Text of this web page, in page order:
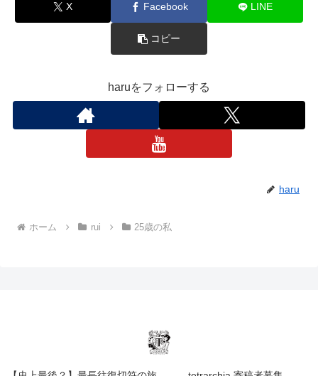
X Facebook LINE
コピー
haruをフォローする
haru
ホーム rui 25歳の私